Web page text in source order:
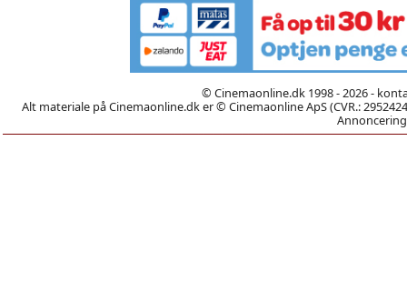
© Cinemaonline.dk 1998 - 2026 -
Alt materiale på Cinemaonline.dk er © Cinemaonline ApS (CVR.: